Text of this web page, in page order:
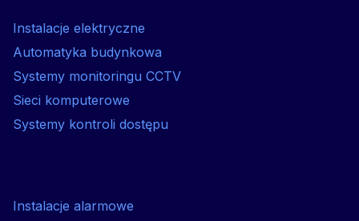
Instalacje elektryczne
Automatyka budynkowa
Systemy monitoringu CCTV
Sieci komputerowe
Systemy kontroli dostępu
Instalacje alarmowe